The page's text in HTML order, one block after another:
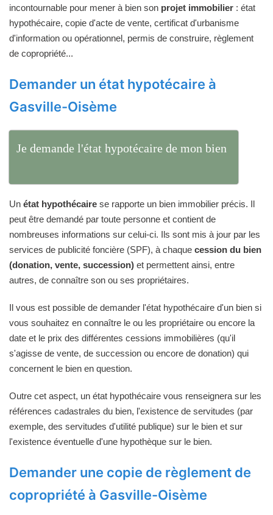
incontournable pour mener à bien son projet immobilier : état
hypothécaire, copie d'acte de vente, certificat d'urbanisme
d'information ou opérationnel, permis de construire, règlement
de copropriété...
Demander un état hypotécaire à
Gasville-Oisème
Je demande l'état hypotécaire de mon bien
Un état hypothécaire se rapporte un bien immobilier précis. Il
peut être demandé par toute personne et contient de
nombreuses informations sur celui-ci. Ils sont mis à jour par les
services de publicité foncière (SPF), à chaque cession du bien
(donation, vente, succession) et permettent ainsi, entre
autres, de connaître son ou ses propriétaires.
Il vous est possible de demander l'état hypothécaire d'un bien si
vous souhaitez en connaître le ou les propriétaire ou encore la
date et le prix des différentes cessions immobilières (qu'il
s'agisse de vente, de succession ou encore de donation) qui
concernent le bien en question.
Outre cet aspect, un état hypothécaire vous renseignera sur les
références cadastrales du bien, l'existence de servitudes (par
exemple, des servitudes d'utilité publique) sur le bien et sur
l'existence éventuelle d'une hypothèque sur le bien.
Demander une copie de règlement de
copropriété à Gasville-Oisème